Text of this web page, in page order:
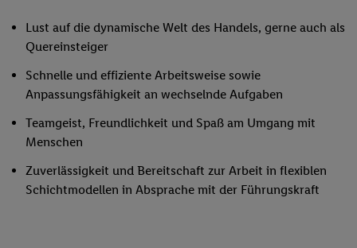
Lust auf die dynamische Welt des Handels, gerne auch als
Quereinsteiger
Schnelle und effiziente Arbeitsweise sowie
Anpassungsfähigkeit an wechselnde Aufgaben
Teamgeist, Freundlichkeit und Spaß am Umgang mit
Menschen
Zuverlässigkeit und Bereitschaft zur Arbeit in flexiblen
Schichtmodellen in Absprache mit der Führungskraft